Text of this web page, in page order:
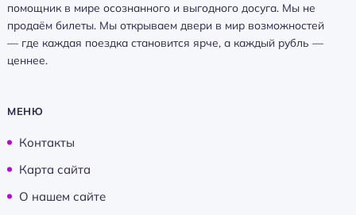
помощник в мире осознанного и выгодного досуга. Мы не
продаём билеты. Мы открываем двери в мир возможностей
— где каждая поездка становится ярче, а каждый рубль —
ценнее.
МЕНЮ
Контакты
Карта сайта
О нашем сайте